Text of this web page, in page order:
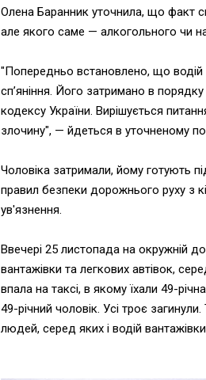
Олена Баранник уточнила, що факт
але якого саме — алкогольного чи
"Попередньо встановлено, що водій
сп’яніння. Його затримано в
кодексу України. Вирішується
злочину", — йдеться в уточненому
Чоловіка затримали, йому готують
правил безпеки дорожнього руху з
ув'язнення.
Ввечері 25 листопада на окружній
вантажівки та легкових автівок,
впала на таксі, в якому їхали 49-
49-річний чоловік. Усі троє
людей, серед яких і водій вантажівки.